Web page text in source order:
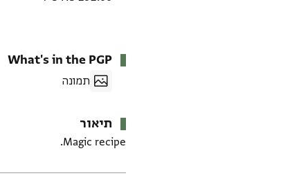
What's in the PGP
תמונה
תיאור
Magic recipe.